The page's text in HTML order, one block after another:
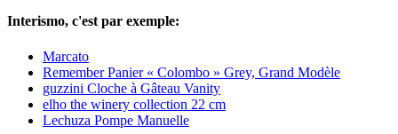
Interismo, c'est par exemple:
Marcato
Remember Panier « Colombo » Grey, Grand Modèle
guzzini Cloche à Gâteau Vanity
elho the winery collection 22 cm
Lechuza Pompe Manuelle